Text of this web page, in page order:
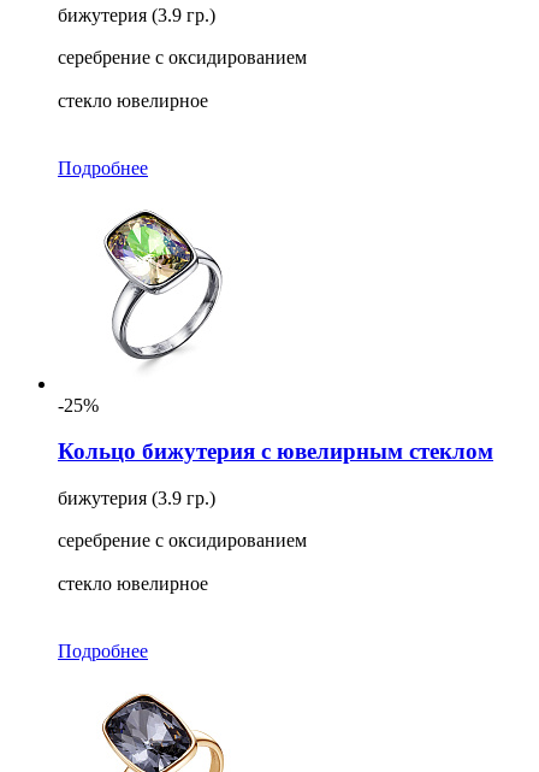
бижутерия (3.9 гр.)
серебрение с оксидированием
стекло ювелирное
Подробнее
-25%
Кольцо бижутерия с ювелирным стеклом
бижутерия (3.9 гр.)
серебрение с оксидированием
стекло ювелирное
Подробнее